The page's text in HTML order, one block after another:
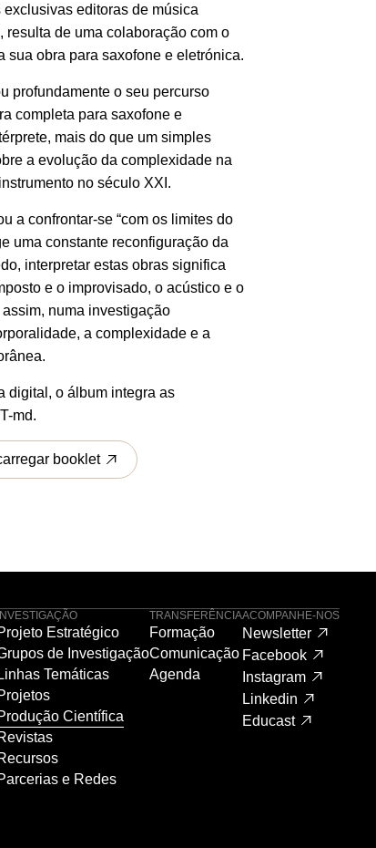
editoras de música
resulta de uma colaboração com o
sua obra para saxofone e eletrónica.
profundamente o seu percurso
completa para saxofone e
mais do que um simples
a evolução da complexidade na
no século XXI.
a confrontar-se “com os limites do
uma constante reconfiguração da
interpretar estas obras significa
e o improvisado, o acústico e o
numa investigação
a complexidade e a
digital, o álbum integra as
md.
booklet
INVESTIGAÇÃO
Estratégico
de Investigação
Linhas Temáticas
Científica
e Redes
TRANSFERÊNCIA
Formação
Comunicação
Agenda
ACOMPANHE-NOS
Newsletter
Facebook
Instagram
Linkedin
Educast